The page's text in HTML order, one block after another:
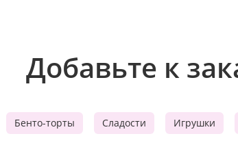
Добавьте к
Бенто-торты Сладости Игрушки